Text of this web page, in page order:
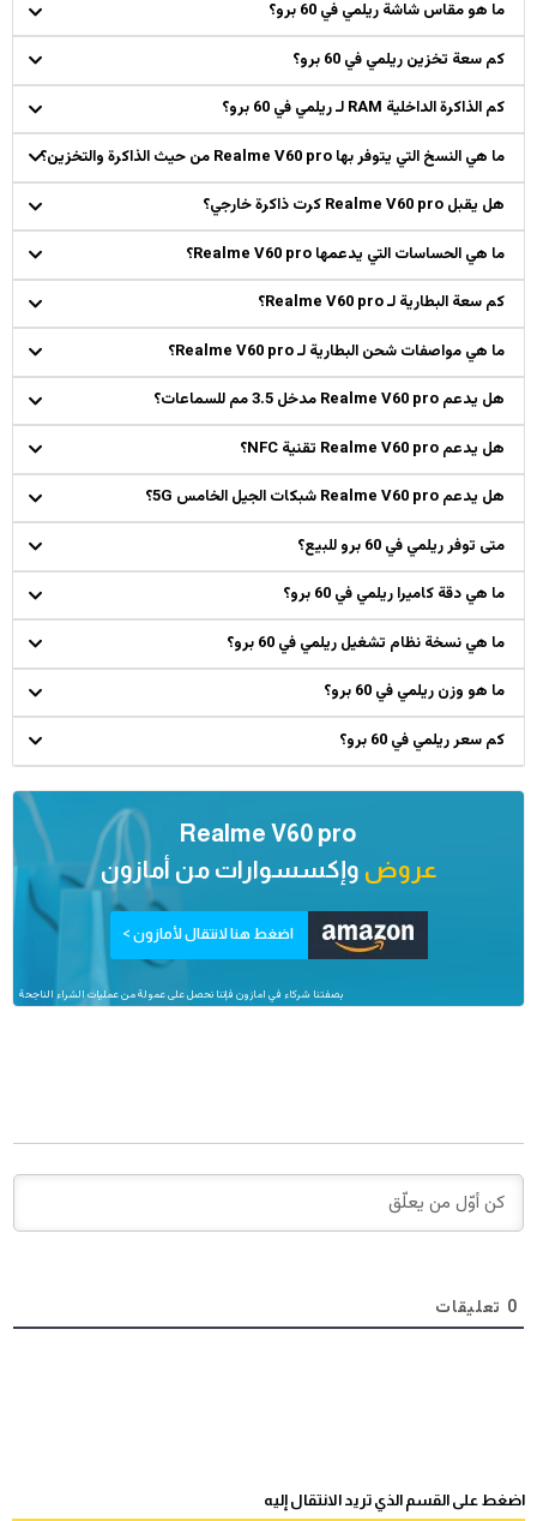
ما هو مقاس شاشة ريلمي في 60 برو؟
كم سعة تخزين ريلمي في 60 برو؟
كم الذاكرة الداخلية RAM لـ ريلمي في 60 برو؟
ما هي النسخ التي يتوفر بها Realme V60 pro من حيث الذاكرة والتخزين؟
هل يقبل Realme V60 pro كرت ذاكرة خارجي؟
ما هي الحساسات التي يدعمها Realme V60 pro؟
كم سعة البطارية لـ Realme V60 pro؟
ما هي مواصفات شحن البطارية لـ Realme V60 pro؟
هل يدعم Realme V60 pro مدخل 3.5 مم للسماعات؟
هل يدعم Realme V60 pro تقنية NFC؟
هل يدعم Realme V60 pro شبكات الجيل الخامس 5G؟
متى توفر ريلمي في 60 برو للبيع؟
ما هي دقة كاميرا ريلمي في 60 برو؟
ما هي نسخة نظام تشغيل ريلمي في 60 برو؟
ما هو وزن ريلمي في 60 برو؟
كم سعر ريلمي في 60 برو؟
Realme V60 pro
عروض وإكسسوارات من أمازون
اضغط هنا لانتقال لأمازون >
بصفتنا شركاء في امازون فإننا نحصل على عمولة من عمليات الشراء الناجحة
0 تعليقات
اضغط على القسم الذي تريد الانتقال إليه